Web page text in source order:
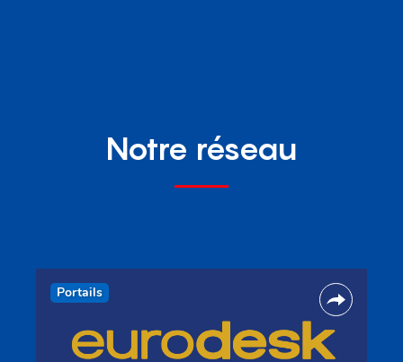
Notre réseau
Portails